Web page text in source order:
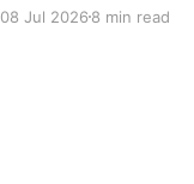
Doctoralia.
08 Jul 20268 min read